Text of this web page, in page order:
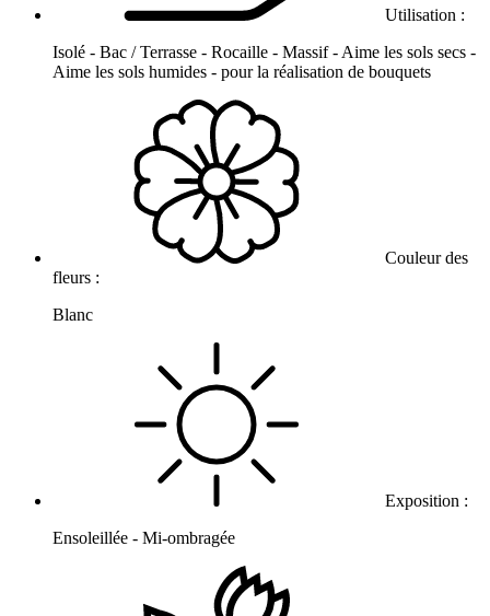
Utilisation :
Isolé - Bac / Terrasse - Rocaille - Massif - Aime les sols secs -
Aime les sols humides - pour la réalisation de bouquets
Couleur des
fleurs :
Blanc
Exposition :
Ensoleillée - Mi-ombragée